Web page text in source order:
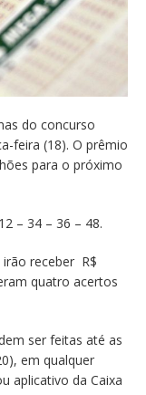
do concurso
feira (18). O prêmio
para o próximo
– 34 – 36 – 48.
irão receber R$
quatro acertos
ser feitas até as
em qualquer
aplicativo da Caixa